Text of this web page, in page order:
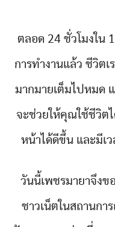
ตลอด 24 ชั่วโมงใน
การทำงานแล้ว ชีวิตเ
มากมายเต็มไปหมด
จะช่วยให้คุณใช้ชีวิต
หน้าได้ดีขึ้น และมีเ
วันนี้เพชรมายาจึง
ชาวเน็ตในสถานก